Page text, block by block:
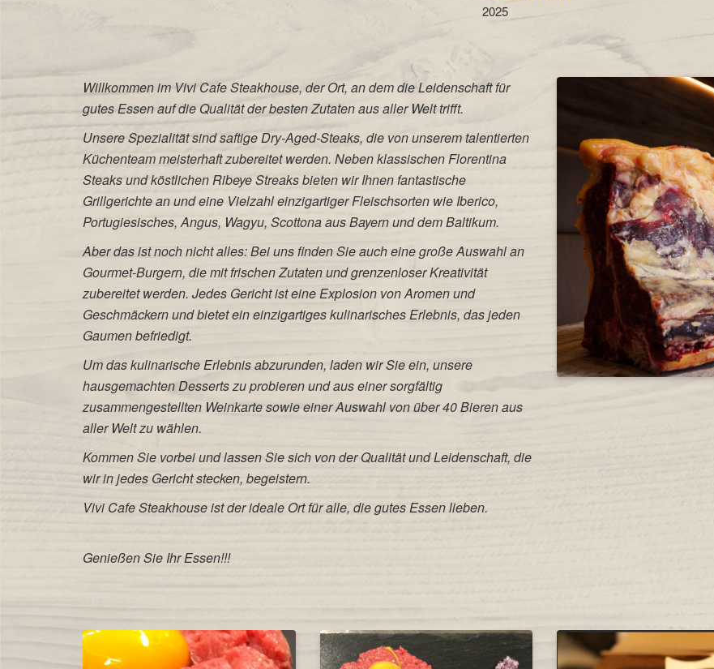
2025
Willkommen im Vivi Cafe Steakhouse, der Ort, an dem die Leidenschaft für
gutes Essen auf die Qualität der besten Zutaten aus aller Welt trifft.
Unsere Spezialität sind saftige Dry-Aged-Steaks, die von unserem talentierten
Küchenteam meisterhaft zubereitet werden. Neben klassischen Florentina
Steaks und köstlichen Ribeye Streaks bieten wir Ihnen fantastische
Grillgerichte an und eine Vielzahl einzigartiger Fleischsorten wie Iberico,
Portugiesisches, Angus, Wagyu, Scottona aus Bayern und dem Baltikum.
Aber das ist noch nicht alles: Bei uns finden Sie auch eine große Auswahl an
Gourmet-Burgern, die mit frischen Zutaten und grenzenloser Kreativität
zubereitet werden. Jedes Gericht ist eine Explosion von Aromen und
Geschmäckern und bietet ein einzigartiges kulinarisches Erlebnis, das jeden
Gaumen befriedigt.
Um das kulinarische Erlebnis abzurunden, laden wir Sie ein, unsere
hausgemachten Desserts zu probieren und aus einer sorgfältig
zusammengestellten Weinkarte sowie einer Auswahl von über 40 Bieren aus
aller Welt zu wählen.
Kommen Sie vorbei und lassen Sie sich von der Qualität und Leidenschaft, die
wir in jedes Gericht stecken, begeistern.
Vivi Cafe Steakhouse ist der ideale Ort für alle, die gutes Essen lieben.
Genießen Sie Ihr Essen!!!